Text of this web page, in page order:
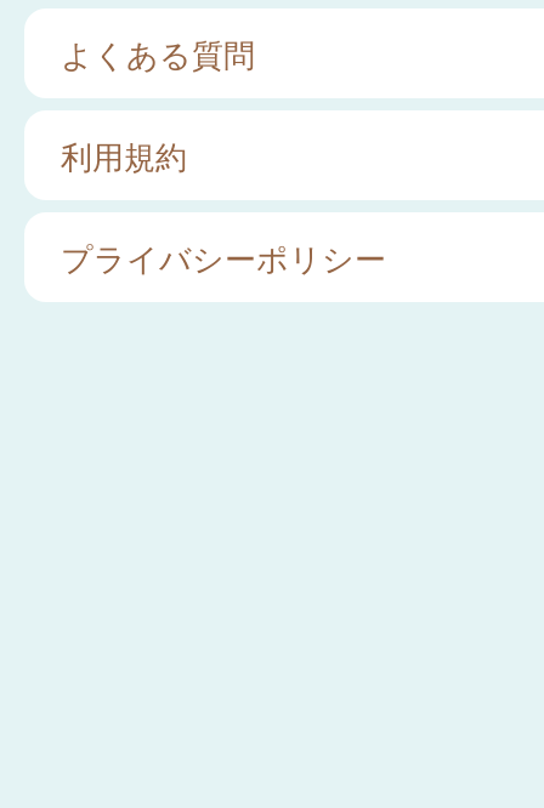
よくある質問
利用規約
プライバシーポリシー